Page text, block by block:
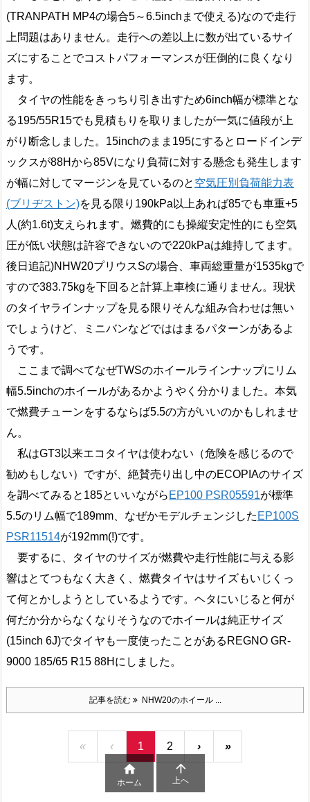
(TRANPATH MP4の場合5～6.5inchまで使える)なので走行
上問題はありません。走行への差以上に数が出ているサイ
ズにすることでコストパフォーマンスが圧倒的に良くなり
ます。
タイヤの性能をきっちり引き出すため6inch幅が標準とな
る195/55R15でも見積もりを取りましたが一気に値段が上
がり断念しました。15inchのまま195にするとロードインデ
ックスが88Hから85Vになり負荷に対する懸念も発生します
が幅に対してマージンを見ているのと 空気圧別負荷能力表
(ブリヂストン)を見る限り190kPa以上あれば85でも車重+5
人(約1.6t)支えられます。燃費的にも操縦安定性的にも空気
圧が低い状態は許容できないので220kPaは維持してます。
後日追記)NHW20プリウスSの場合、車両総重量が1535kgで
すので383.75kgを下回ると計算上車検に通りません。現状
のタイヤラインナップを見る限りそんな組み合わせは無い
でしょうけど、ミニバンなどでははまるパターンがあるよ
うです。
ここまで調べてなぜTWSのホイールラインナップにリム
幅5.5inchのホイールがあるかようやく分かりました。本気
で燃費チューンをするならば5.5の方がいいのかもしれませ
ん。
私はGT3以来エコタイヤは使わない（危険を感じるので
勧めもしない）ですが、絶賛売り出し中のECOPIAのサイズ
を調べてみると185といいながら EP100 PSR05591が標準
5.5のリム幅で189mm、なぜかモデルチェンジした EP100S
PSR11514が192mm(!)です。
要するに、タイヤのサイズが燃費や走行性能に与える影
響はとてつもなく大きく、燃費タイヤはサイズもいじくっ
て何とかしようとしているようです。ヘタにいじると何が
何だか分からなくなりそうなのでホイールは純正サイズ
(15inch 6J)でタイヤも一度使ったことがあるREGNO GR-
9000 185/65 R15 88Hにしました。
記事を読む NHW20のホイール ...
« ‹ 1 2 › »

ホーム

上へ